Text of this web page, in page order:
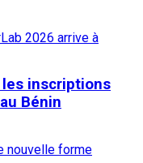
les inscriptions
Bénin